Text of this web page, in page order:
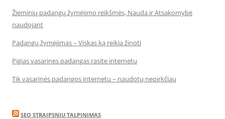
Žieminių padangų žymėjimo reikšmės, Nauda ir Atsakomybė
naudojant
Padangų žymėjimas – Viskas ką reikia žinoti
Pigias vasarines padangas rasite internetu
Tik vasarinės padangos internetu – naudotų nepirkčiau
SEO STRAIPSNIU TALPINIMAS